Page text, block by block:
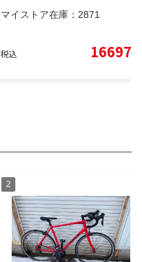
マイストア在庫： 2871
税込 16697